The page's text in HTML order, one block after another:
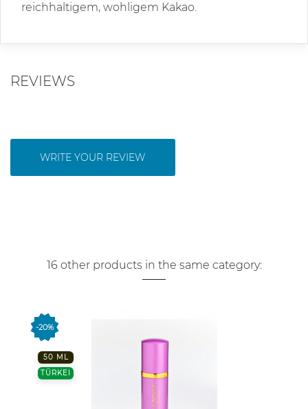
reichhaltigem, wohligem Kakao.
REVIEWS
WRITE YOUR REVIEW
16 other products in the same category:
-20%
50 ML
TÜRKEI